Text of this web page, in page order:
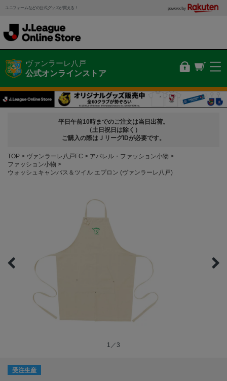
ユニフォームなどの公式グッズが買える！ powered by
ヴァンラーレ八戸
公式オンラインストア
平日午前10時までのご注文は当日出荷。
（土日祝日は除く）
ご購入の際はＪリーグIDが必要です。
TOP ヴァンラーレ八戸FC
アパレル・ファッション小物
ファッション小物
ウォッシュキャンバス＆ツイル エプロン (ヴァンラーレ八戸)
1／3
受注生産